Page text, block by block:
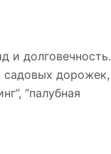
и долговечность.
садовых дорожек,
“палубная